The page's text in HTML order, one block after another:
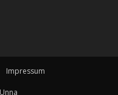
Impressum